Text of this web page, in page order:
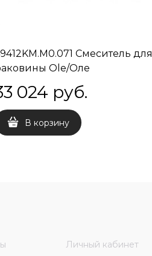
Смеситель для
Ole/Оле
однорычажный без донного
3/8, золотой атласный
024 руб.
В корзину
Личный кабинет